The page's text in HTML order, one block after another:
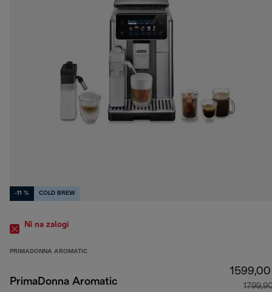
-11 % COLD BREW
Ni na zalogi
PRIMADONNA AROMATIC
PrimaDonna Aromatic